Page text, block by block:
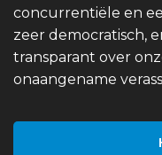
concurrentiële en
zeer democratisch,
transparant over
onaangename